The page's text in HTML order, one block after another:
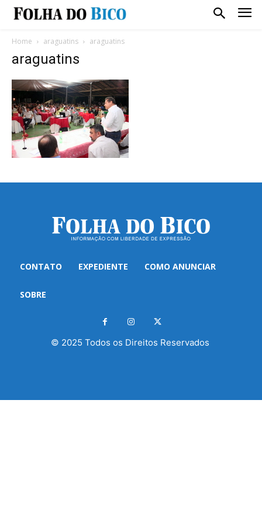
Home araguatins araguatins
araguatins
CONTATO EXPEDIENTE COMO ANUNCIAR
SOBRE
© 2025 Todos os Direitos Reservados